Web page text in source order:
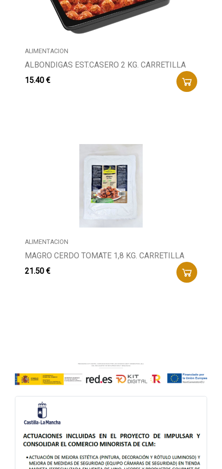
ALIMENTACION
ALBONDIGAS EST.CASERO 2 KG. CARRETILLA
15.40 €
ALIMENTACION
MAGRO CERDO TOMATE 1,8 KG. CARRETILLA
21.50 €